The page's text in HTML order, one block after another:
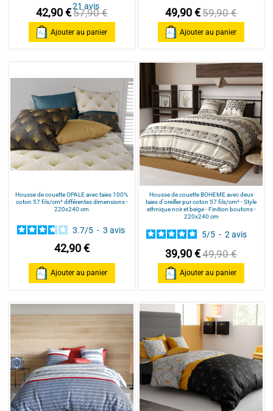
21 avis
42,90 €57,90 €
Ajouter au panier
49,90 €59,90 €
Ajouter au panier
Housse de couette OPALE avec taies 100%
coton 57 fils/cm² différentes dimensions -
220x240 cm
3.7/5 - 3 avis
42,90 €
Ajouter au panier
Housse de couette BOHEME avec deux
taies d'oreiller pur coton 57 fils/cm² - Style
ethnique noir et beige - Finition boutons -
220x240 cm
5/5 - 2avis
39,90 €49,90 €
Ajouter au panier